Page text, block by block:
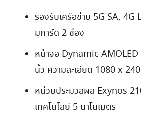
รองรับเครือข่าย 5G SA, 4G
มการ์ด 2 ช่อง
หน้าจอ Dynamic
นิ้ว ความละเอียด 1080 x
หน่วยประมวลผล Exynos
เทคโนโลยี 5 นาโนเมตร